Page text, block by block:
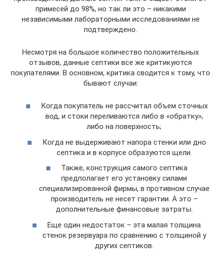
примесей до 98%, но так ли это – никакими
независимыми лабораторными исследованиями не
подтверждено.
Несмотря на большое количество положительных
отзывов, данные септики все же критикуются
покупателями. В основном, критика сводится к тому, что
бывают случаи:
Когда покупатель не рассчитал объем сточных
вод, и стоки переливаются либо в «обратку»,
либо на поверхность;
Когда не выдерживают напора стенки или дно
септика и в корпусе образуются щели.
Также, конструкция самого септика
предполагает его установку силами
специализированной фирмы, в противном случае
производитель не несет гарантии. А это –
дополнительные финансовые затраты.
Еще один недостаток – эта малая толщина
стенок резервуара по сравнению с толщиной у
других септиков.